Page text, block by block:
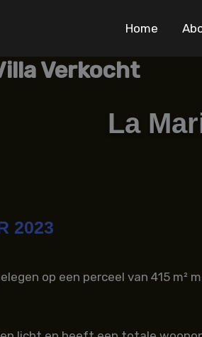
Home
Verkocht
La
2023
op een perceel van 415